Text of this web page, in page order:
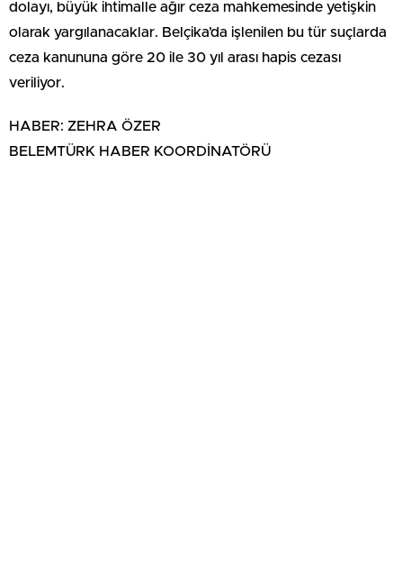
dolayı, büyük ihtimalle ağır ceza mahkemesinde yetişkin
olarak yargılanacaklar. Belçika’da işlenilen bu tür suçlarda
ceza kanununa göre 20 ile 30 yıl arası hapis cezası
veriliyor.
HABER: ZEHRA ÖZER
BELEMTÜRK HABER KOORDİNATÖRÜ